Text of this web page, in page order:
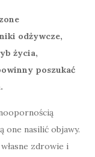
odżywcze,
życia,
poszukać
one nasilić objawy.
zdrowie i